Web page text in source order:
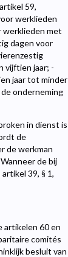
59,
werklieden
werklieden met
dagen voor
vijftien jaar; -
jaar tot minder
onderneming
in dienst is
de
de werkman
de bij
39, § 1,
artikelen 60 en
comités
besluit van